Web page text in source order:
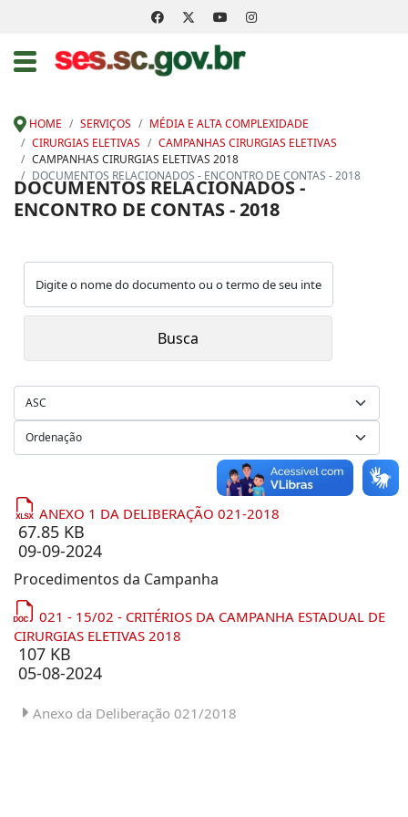
HOME SERVIÇOS
MÉDIA E ALTA COMPLEXIDADE
CIRURGIAS ELETIVAS
CAMPANHAS CIRURGIAS ELETIVAS
CAMPANHAS CIRURGIAS ELETIVAS 2018
DOCUMENTOS RELACIONADOS - ENCONTRO DE CONTAS - 2018
DOCUMENTOS RELACIONADOS -
ENCONTRO DE CONTAS - 2018
ANEXO 1 DA DELIBERAÇÃO 021-2018
67.85 KB
09-09-2024
Procedimentos da Campanha
021 - 15/02 - CRITÉRIOS DA CAMPANHA ESTADUAL DE
CIRURGIAS ELETIVAS 2018
107 KB
05-08-2024
Anexo da Deliberação 021/2018